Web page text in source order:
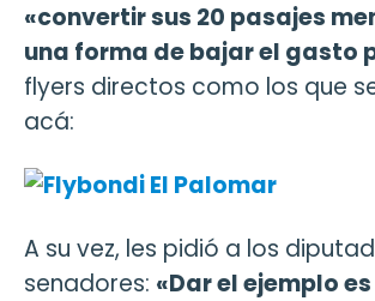
«convertir sus 20 pasajes
una forma de bajar el gasto
flyers directos como los que
acá:
A su vez, les pidió a los
senadores: «Dar el ejemplo